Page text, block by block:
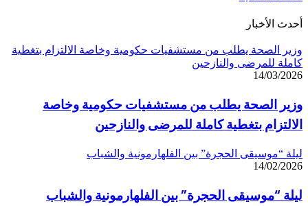
أحدث الأخبار
وزير الصحة يطلب من مستشفيات حكومية وخاصة الالتزام بتغطية
كاملة للمرضى والنازحين
14/03/2026
وزير الصحة يطلب من مستشفيات حكومية وخاصة
الالتزام بتغطية كاملة للمرضى والنازحين
ليلة “موسيقى الحجرة” بين الفلهارمونية والشباب
14/02/2026
ليلة “موسيقى الحجرة” بين الفلهارمونية والشباب